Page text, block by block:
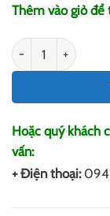
Thêm vào giỏ để
In Standee
Hoặc quý khách
vấn:
+ Điện thoại: